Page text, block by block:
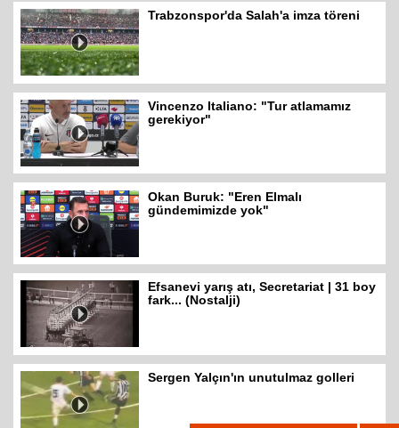
Trabzonspor'da Salah'a imza töreni
Vincenzo Italiano: "Tur atlamamız
gerekiyor"
Okan Buruk: "Eren Elmalı
gündemimizde yok"
Efsanevi yarış atı, Secretariat | 31 boy
fark... (Nostalji)
Sergen Yalçın'ın unutulmaz golleri